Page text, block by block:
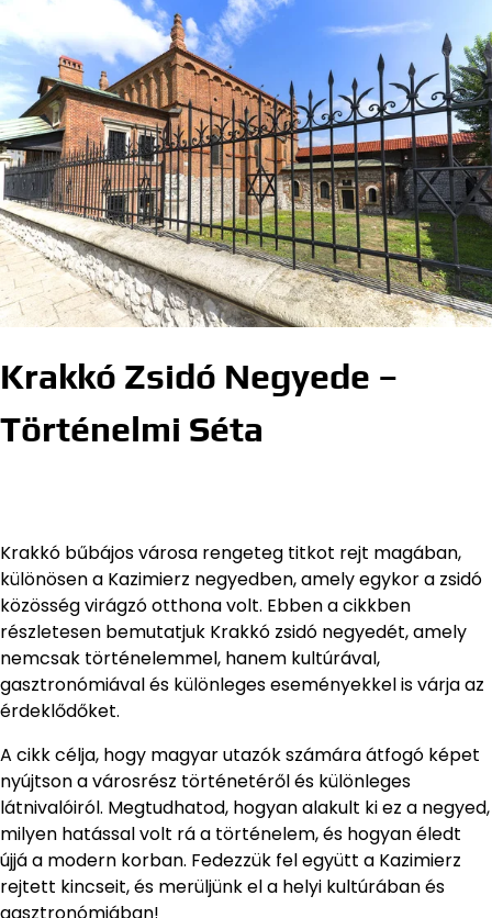
Krakkó Zsidó Negyede –
Történelmi Séta
Krakkó bűbájos városa rengeteg titkot rejt magában,
különösen a Kazimierz negyedben, amely egykor a zsidó
közösség virágzó otthona volt. Ebben a cikkben
részletesen bemutatjuk Krakkó zsidó negyedét, amely
nemcsak történelemmel, hanem kultúrával,
gasztronómiával és különleges eseményekkel is várja az
érdeklődőket.
A cikk célja, hogy magyar utazók számára átfogó képet
nyújtson a városrész történetéről és különleges
látnivalóiról. Megtudhatod, hogyan alakult ki ez a negyed,
milyen hatással volt rá a történelem, és hogyan éledt
újjá a modern korban. Fedezzük fel együtt a Kazimierz
rejtett kincseit, és merüljünk el a helyi kultúrában és